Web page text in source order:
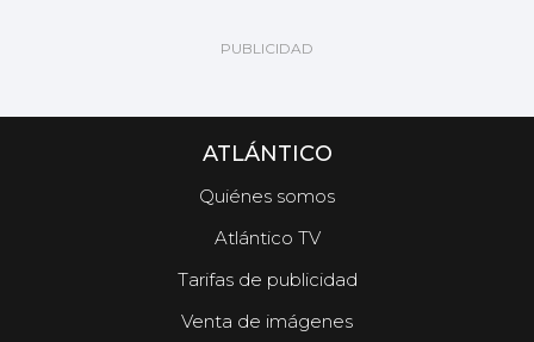
ATLÁNTICO
Quiénes somos
Atlántico TV
Tarifas de publicidad
Venta de imágenes